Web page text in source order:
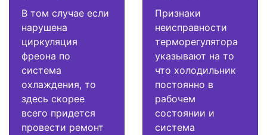
В том случае если
нарушена
циркуляция
фреона по
система
охлаждения, то
здесь скорее
всего придется
провести ремонт
Признаки
неисправности
терморегулятора
указывают на то
что холодильник
постоянно в
рабочем
состоянии и
система